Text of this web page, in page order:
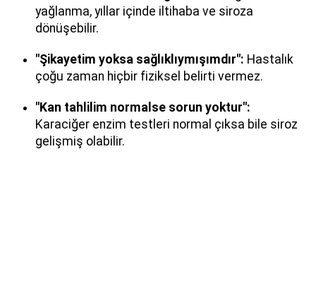
yağlanma, yıllar içinde iltihaba ve siroza
dönüşebilir.
"Şikayetim yoksa sağlıklıymışımdır": Hastalık
çoğu zaman hiçbir fiziksel belirti vermez.
"Kan tahlilim normalse sorun yoktur":
Karaciğer enzim testleri normal çıksa bile siroz
gelişmiş olabilir.